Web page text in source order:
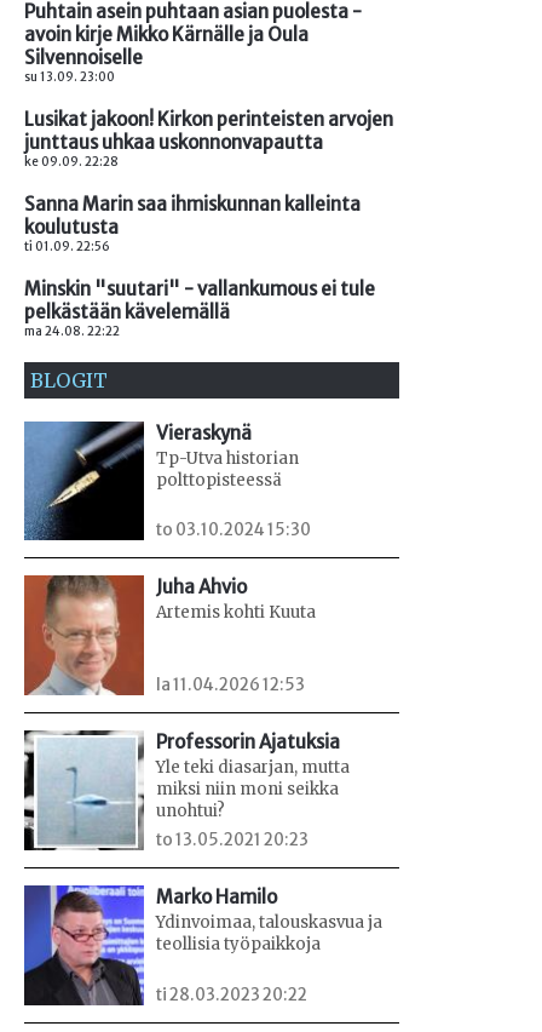
Puhtain asein puhtaan asian puolesta -
avoin kirje Mikko Kärnälle ja Oula
Silvennoiselle
su 13.09. 23:00
Lusikat jakoon! Kirkon perinteisten arvojen
junttaus uhkaa uskonnonvapautta
ke 09.09. 22:28
Sanna Marin saa ihmiskunnan kalleinta
koulutusta
ti 01.09. 22:56
Minskin "suutari" - vallankumous ei tule
pelkästään kävelemällä
ma 24.08. 22:22
BLOGIT
Vieraskynä
Tp-Utva historian
polttopisteessä
to 03.10.2024 15:30
Juha Ahvio
Artemis kohti Kuuta
la 11.04.2026 12:53
Professorin Ajatuksia
Yle teki diasarjan, mutta
miksi niin moni seikka
unohtui?
to 13.05.2021 20:23
Marko Hamilo
Ydinvoimaa, talouskasvua ja
teollisia työpaikkoja
ti 28.03.2023 20:22